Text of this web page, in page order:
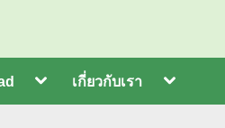
เกี่ยวกับเรา​